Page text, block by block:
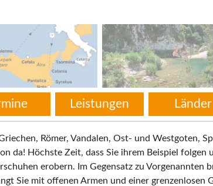
Römer, Vandalen, Ost- und Westgoten,
da! Höchste Zeit, dass Sie ihrem Beispiel folgen
erobern. Im Gegensatz zu Vorgenannten
Sie mit offenen Armen und einer grenzenlosen
Leistungen Länder